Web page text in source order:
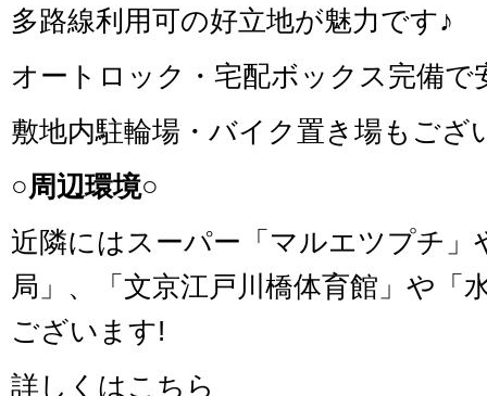
多路線利用可の好立地が魅力です♪
オートロック・宅配ボックス完備で
敷地内駐輪場・バイク置き場もござ
○周辺環境○
近隣にはスーパー「マルエツプチ」
局」、「文京江戸川橋体育館」や「
ございます!
詳しくはこちら